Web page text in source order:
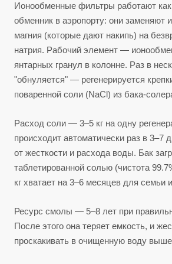
Ионообменные фильтры работают
обменник в аэропорту: они заменяют
магния (которые дают накипь) на
натрия. Рабочий элемент —
янтарных гранул в колонне. Раз в
"обнуляется" — регенерируется
поваренной соли (NaCl) из бака-
Расход соли — 3–5 кг на одну
происходит автоматически раз в 3–7
от жесткости и расхода воды. Бак
таблетированной солью (чистота
кг хватает на 3–6 месяцев для семьи
Ресурс смолы — 5–8 лет при
После этого она теряет емкость, и
проскакивать в очищенную воду